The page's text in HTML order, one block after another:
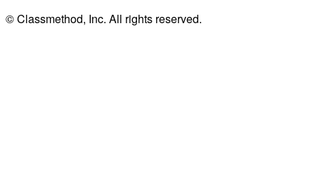
© Classmethod, Inc. All rights reserved.